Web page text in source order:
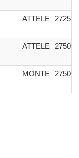
ATTELE 2725m
ATTELE 2750m
MONTE 2750m